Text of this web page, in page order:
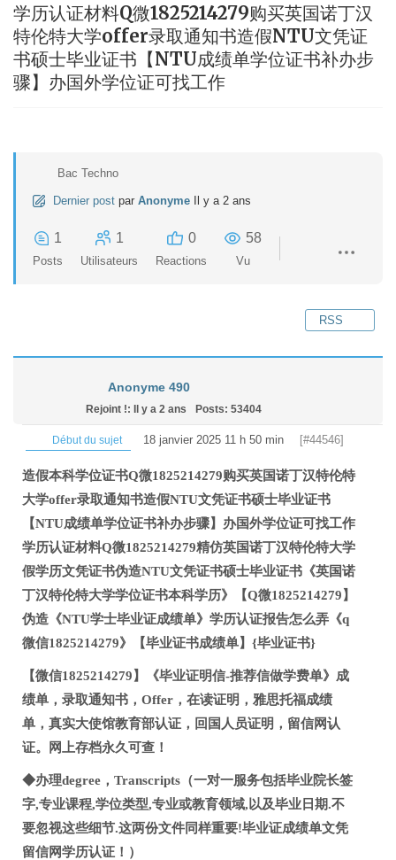
学历认证材料Q微1825214279购买英国诺丁汉
特伦特大学offer录取通知书造假NTU文凭证
书硕士毕业证书【NTU成绩单学位证书补办步
骤】办国外学位证可找工作
Bac Techno
Dernier post par Anonyme Il y a 2 ans
1
Posts
1
Utilisateurs
0
Reactions
58
Vu
RSS
Anonyme 490
Rejoint !: Il y a 2 ans Posts: 53404
Début du sujet 18 janvier 2025 11 h 50 min [#44546]
造假本科学位证书Q微1825214279购买英国诺丁汉特伦特
大学offer录取通知书造假NTU文凭证书硕士毕业证书
【NTU成绩单学位证书补办步骤】办国外学位证可找工作
学历认证材料Q微1825214279精仿英国诺丁汉特伦特大学
假学历文凭证书伪造NTU文凭证书硕士毕业证书《英国诺
丁汉特伦特大学学位证书本科学历》【Q微1825214279】
伪造《NTU学士毕业证成绩单》学历认证报告怎么弄《q
微信1825214279》【毕业证书成绩单】{毕业证书}
【微信1825214279】《毕业证明信-推荐信做学费单》成
绩单，录取通知书，Offer，在读证明，雅思托福成绩
单，真实大使馆教育部认证，回国人员证明，留信网认
证。网上存档永久可查！
◆办理degree，Transcripts（一对一服务包括毕业院长签
字,专业课程,学位类型,专业或教育领域,以及毕业日期.不
要忽视这些细节.这两份文件同样重要!毕业证成绩单文凭
留信网学历认证！）